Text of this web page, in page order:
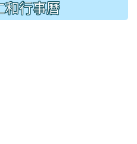
和行事曆